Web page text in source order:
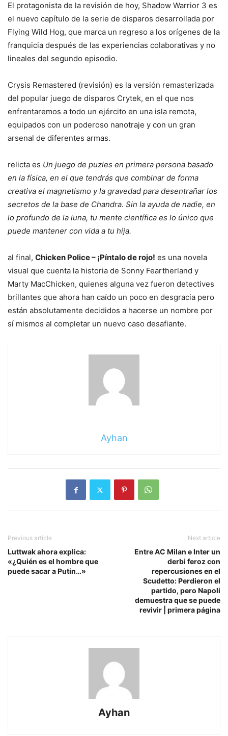
El protagonista de la revisión de hoy, Shadow Warrior 3 es
el nuevo capítulo de la serie de disparos desarrollada por
Flying Wild Hog, que marca un regreso a los orígenes de la
franquicia después de las experiencias colaborativas y no
lineales del segundo episodio.
Crysis Remastered (revisión) es la versión remasterizada
del popular juego de disparos Crytek, en el que nos
enfrentaremos a todo un ejército en una isla remota,
equipados con un poderoso nanotraje y con un gran
arsenal de diferentes armas.
relicta es Un juego de puzles en primera persona basado
en la física, en el que tendrás que combinar de forma
creativa el magnetismo y la gravedad para desentrañar los
secretos de la base de Chandra. Sin la ayuda de nadie, en
lo profundo de la luna, tu mente científica es lo único que
puede mantener con vida a tu hija.
al final, Chicken Police – ¡Píntalo de rojo! es una novela
visual que cuenta la historia de Sonny Feartherland y
Marty MacChicken, quienes alguna vez fueron detectives
brillantes que ahora han caído un poco en desgracia pero
están absolutamente decididos a hacerse un nombre por
sí mismos al completar un nuevo caso desafiante.
Ayhan
Previous article
Luttwak ahora explica:
«¿Quién es el hombre que
puede sacar a Putin…»
Next article
Entre AC Milan e Inter un
derbi feroz con
repercusiones en el
Scudetto: Perdieron el
partido, pero Napoli
demuestra que se puede
revivir | primera página
Ayhan